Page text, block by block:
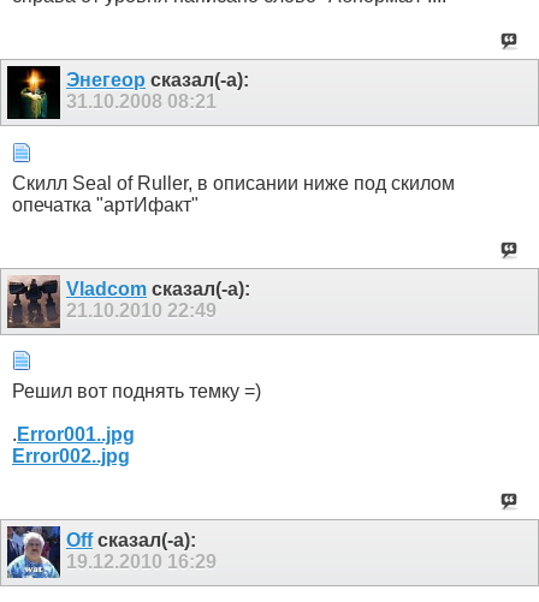
Энегеор сказал(-а):
31.10.2008 08:21
Скилл Seal of Ruller, в описании ниже под скилом
опечатка "артИфакт"
Vladcom сказал(-а):
21.10.2010 22:49
Решил вот поднять темку =)
. Error001..jpg
Error002..jpg
Offсказал(-а):
19.12.2010 16:29